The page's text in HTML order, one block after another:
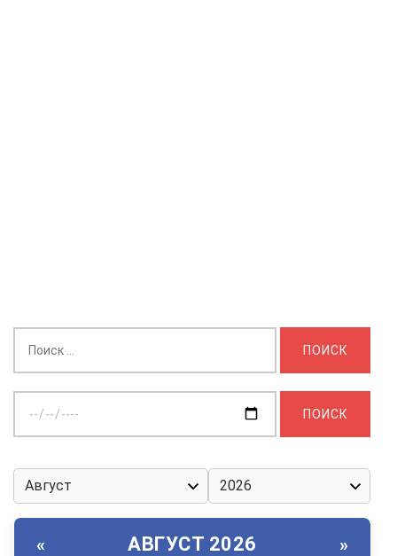
дату:
« АВГУСТ 2026 »